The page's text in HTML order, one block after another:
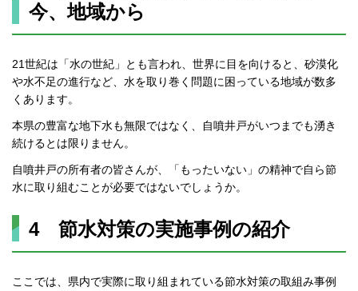
今、地域から
21世紀は「水の世紀」とも言われ、世界に目を向けると、砂漠化
や水不足の進行など、水を取り巻く問題に困っている地域が数多
くあります。
本県の豊富な地下水も無限ではなく、自噴井戸がいつまでも湧き
続けるとは限りません。
自噴井戸の所有者の皆さんが、「もったいない」の精神で自ら節
水に取り組むことが必要ではないでしょうか。
4 節水対策の実施事例の紹介
ここでは、県内で実際に取り組まれている節水対策の取組み事例